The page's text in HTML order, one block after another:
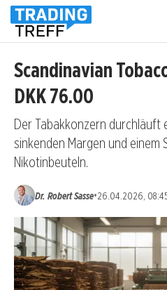
Scandinavian
DKK 76.00
Der Tabakkonzern durchläuft
sinkenden Margen und einem
Nikotinbeuteln.
Dr. Robert Sasse•26.04.2026,